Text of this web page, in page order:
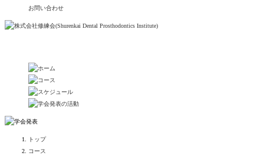
お問い合わせ
トップ
コース